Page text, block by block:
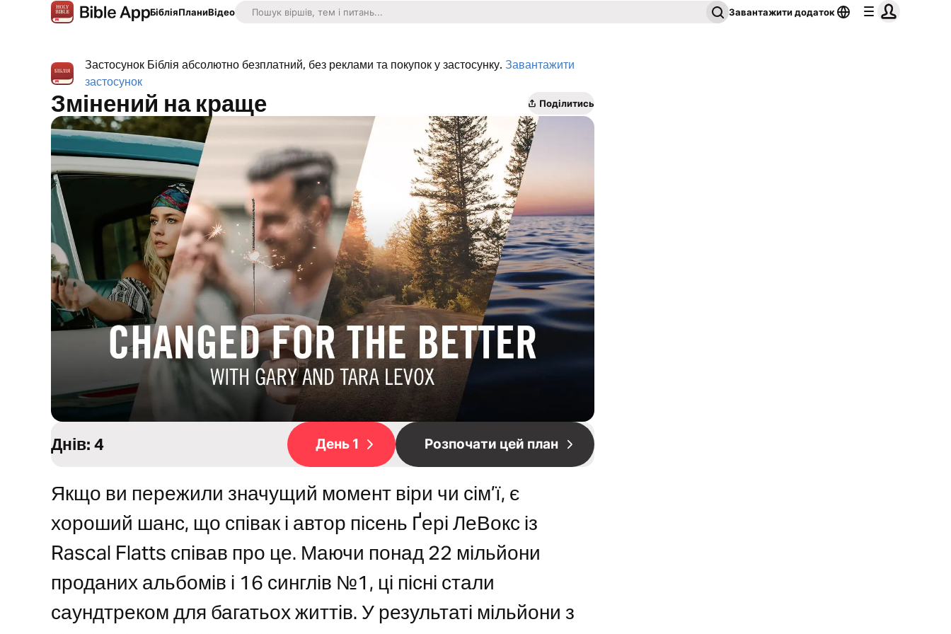
БібліяПланиВідео Завантажити додаток
Застосунок Біблія абсолютно безплатний, без реклами та покупок у застосунку. Завантажити
застосунок
Змінений на краще Поділитись
Днів: 4 День 1 Розпочати цей план
Якщо ви пережили значущий момент віри чи сім’ї, є
хороший шанс, що співак і автор пісень Ґері ЛеВокс із
Rascal Flatts співав про це. Маючи понад 22 мільйони
проданих альбомів і 16 синглів №1, ці пісні стали
саундтреком для багатьох життів. У результаті мільйони з